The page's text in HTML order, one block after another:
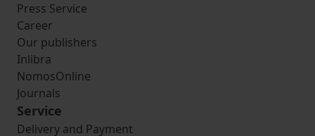
Press Service
Career
Our publishers
Inlibra
NomosOnline
Journals
Service
Delivery and Payment